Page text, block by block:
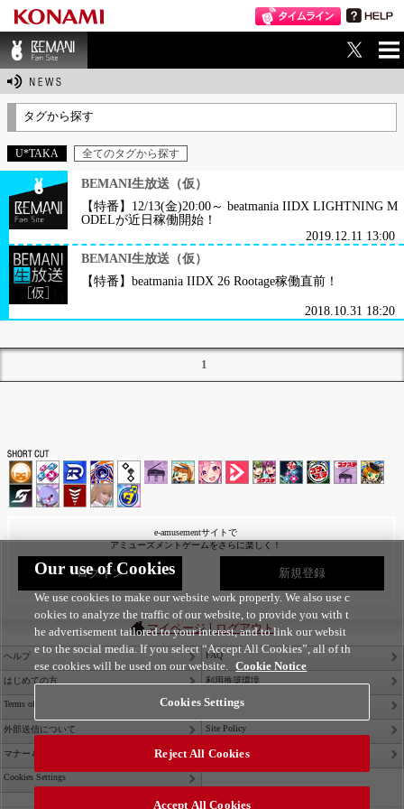
BEMANI Fan Sit
タグから探す
U*TAKA 全てのタグから探す
BEMANI生放送（仮）
【特番】12/13(金)20:00～ beatmania IIDX LIGHTNING M
ODELが近日稼働開始！
2019.12.11 13:00
BEMANI生放送（仮）
【特番】beatmania IIDX 26 Rootage稼働直前！
2018.10.31 18:20
1
e-amusementサイトで
アミューズメントゲームをさらに楽しく！
ログイン 新規登録
マイページ|ログアウト
ヘルプ FAQ
はじめての方 利用推奨環境
Terms of Service Privacy Policy
外部送信について Site Policy
マナー＆ルール Contact Us
Cookies Settings
Our use of Cookies
We use cookies to make our website work properly. We also use c
ookies to analyze the traffic of our website, to provide you with t
he advertisement tailored to your interest, and to link our websit
e to the social media. If you select “Accept All Cookies”, all of th
ese cookies will be used on our website. Cookie Notice
Cookies Settings
Reject All Cookies
Accept All Cookies